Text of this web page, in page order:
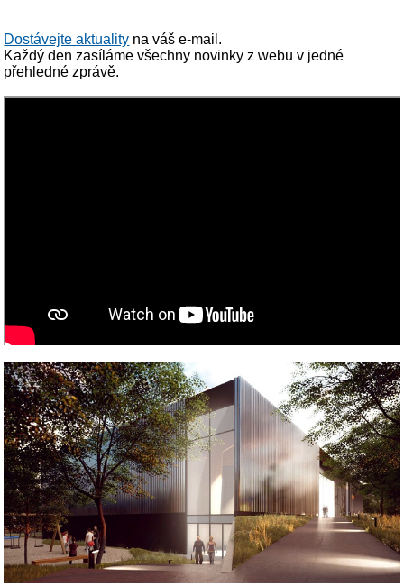
Dostávejte aktuality na váš e-mail.
Každý den zasíláme všechny novinky z webu v jedné
přehledné zprávě.